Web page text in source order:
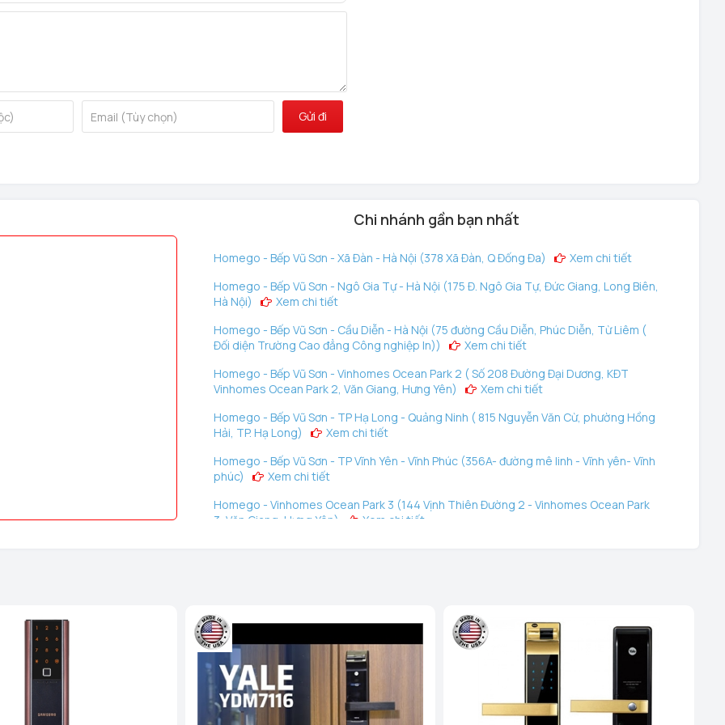
nước
khả năng chống chịu môi trường thời tiết IP54.
số sử dụng được Schlage tối ưu hóa với chức năng hướng
sử dụng dễ dàng làm quen và nhanh chóng sử dụng hết
Gửi đi
Chi nhánh gần bạn nhất
Homego - Bếp Vũ Sơn - Xã Đàn - Hà Nội (378 Xã Đàn, Q Đống Đa)
Xem chi tiết
Homego - Bếp Vũ Sơn - Ngô Gia Tự - Hà Nội (175 Đ. Ngô Gia Tự, Đức Giang, Long Biên,
Hà Nội)
Xem chi tiết
Homego - Bếp Vũ Sơn - Cầu Diễn - Hà Nội (75 đường Cầu Diễn, Phúc Diễn, Từ Liêm (
Đối diện Trường Cao đẳng Công nghiệp In))
Xem chi tiết
Homego - Bếp Vũ Sơn - Vinhomes Ocean Park 2 ( Số 208 Đường Đại Dương, KĐT
Vinhomes Ocean Park 2, Văn Giang, Hưng Yên)
Xem chi tiết
Homego - Bếp Vũ Sơn - TP Hạ Long - Quảng Ninh ( 815 Nguyễn Văn Cừ, phường Hồng
Hải, TP. Hạ Long)
Xem chi tiết
Homego - Bếp Vũ Sơn - TP Vĩnh Yên - Vĩnh Phúc (356A- đường mê linh - Vĩnh yên- Vĩnh
phúc)
Xem chi tiết
Homego - Vinhomes Ocean Park 3 (144 Vịnh Thiên Đường 2 - Vinhomes Ocean Park
3, Văn Giang, Hưng Yên)
Xem chi tiết
Homego - Ngô Quyền - TP Hải Dương (189 Ngô Quyền, P. Thanh Trung, Hải Dương)
Xem chi tiết
Homego - Bếp Vũ Sơn - Tuyên Quang (Cổng Nhà Văn Hóa TDP Thôn Tân Phúc, Thị
Trấn Sơn Dương, Huyện Sơn Dương)